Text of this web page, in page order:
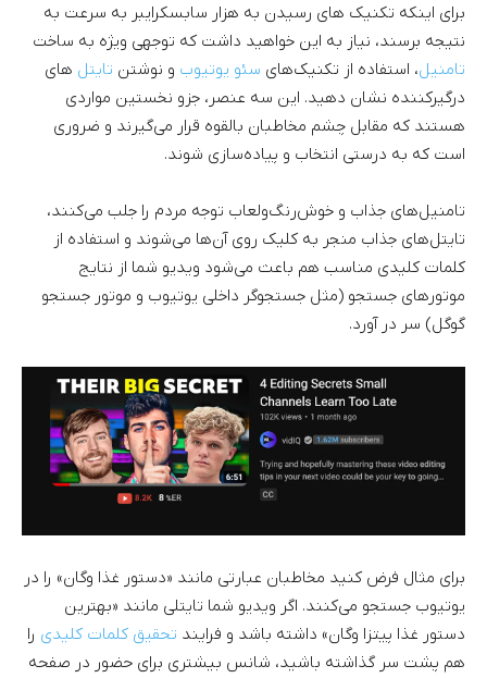
برای اینکه تکنیک های رسیدن به هزار سابسکرایبر به سرعت به
نتیجه برسند، نیاز به این خواهید داشت که توجهی ویژه به ساخت
تامنیل، استفاده از تکنیک‌های سئو یوتیوب و نوشتن تایتل های
درگیرکننده نشان دهید. این سه عنصر، جزو نخستین مواردی
هستند که مقابل چشم مخاطبان بالقوه قرار می‌گیرند و ضروری
است که به درستی انتخاب و پیاده‌سازی شوند.
تامنیل‌های جذاب و خوش‌رنگ‌ولعاب توجه مردم را جلب می‌کنند،
تایتل‌های جذاب منجر به کلیک روی آن‌ها می‌شوند و استفاده از
کلمات کلیدی مناسب هم باعث می‌شود ویدیو شما از نتایج
موتورهای جستجو (مثل جستجوگر داخلی یوتیوب و موتور جستجو
گوگل) سر در آورد.
برای مثال فرض کنید مخاطبان عبارتی مانند «دستور غذا وگان» را در
یوتیوب جستجو می‌کنند. اگر ویدیو شما تایتلی مانند «بهترین
دستور غذا پیتزا وگان» داشته باشد و فرایند تحقیق کلمات کلیدی را
هم پشت سر گذاشته باشید، شانس بیشتری برای حضور در صفحه